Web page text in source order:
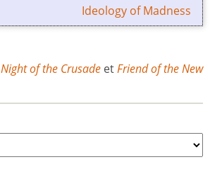
Ideology of Madness
Night of the Crusade etFriend of the New